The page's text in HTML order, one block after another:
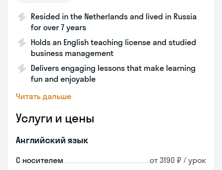
Resided in the Netherlands and lived in Russia
for over 7 years
Holds an English teaching license and studied
business management
Delivers engaging lessons that make learning
fun and enjoyable
Читать дальше
Услуги и цены
Английский язык
С носителем от 3190 ₽ / урок